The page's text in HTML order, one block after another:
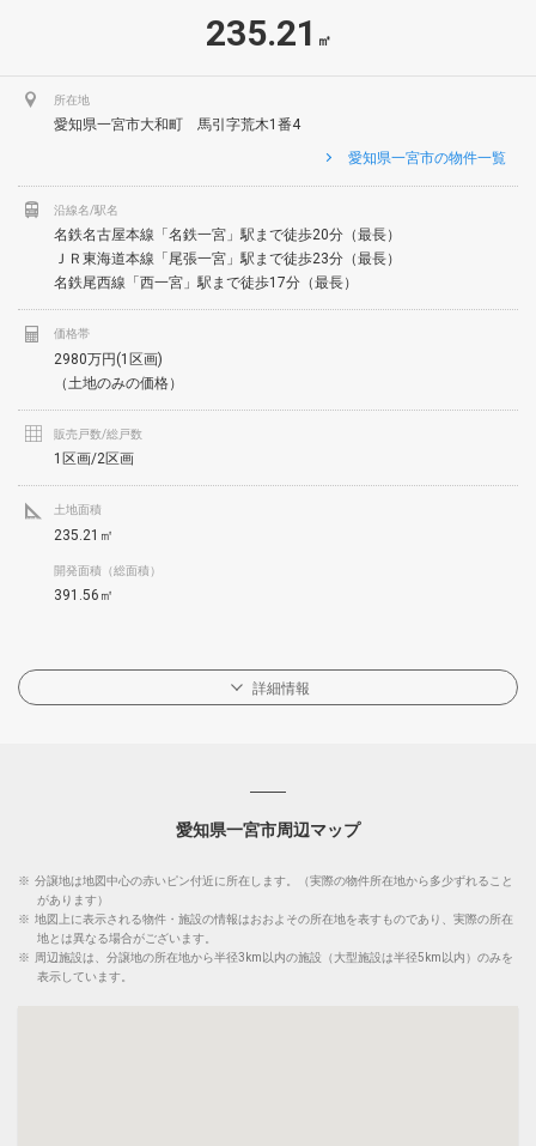
235.21 ㎡
所在地
愛知県一宮市大和町 馬引字荒木1番4
愛知県一宮市の物件一覧
沿線名/駅名
名鉄名古屋本線「名鉄一宮」駅まで徒歩20分（最長）
ＪＲ東海道本線「尾張一宮」駅まで徒歩23分（最長）
名鉄尾西線「西一宮」駅まで徒歩17分（最長）
価格帯
2980万円(1区画)
（土地のみの価格）
販売戸数/総戸数
1区画/2区画
土地面積
235.21㎡
開発面積（総面積）
391.56㎡
詳細情報
愛知県一宮市周辺マップ
※ 分譲地は地図中心の赤いピン付近に所在します。（実際の物件所在地から多少ずれること
があります）
※ 地図上に表示される物件・施設の情報はおおよその所在地を表すものであり、実際の所在
地とは異なる場合がございます。
※ 周辺施設は、分譲地の所在地から半径3km以内の施設（大型施設は半径5km以内）のみを
表示しています。